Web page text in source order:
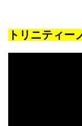
トリニティー